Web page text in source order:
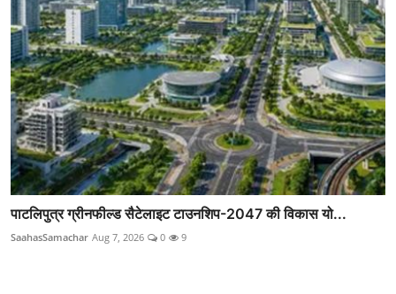
पाटलिपुत्र ग्रीनफील्ड सैटेलाइट टाउनशिप-2047 की विकास यो...
SaahasSamachar Aug 7, 2026 0 9